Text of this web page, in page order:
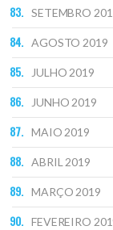
SETEMBRO
AGOSTO 2019
JULHO 2019
JUNHO 2019
MAIO 2019
ABRIL 2019
MARÇO 2019
FEVEREIRO